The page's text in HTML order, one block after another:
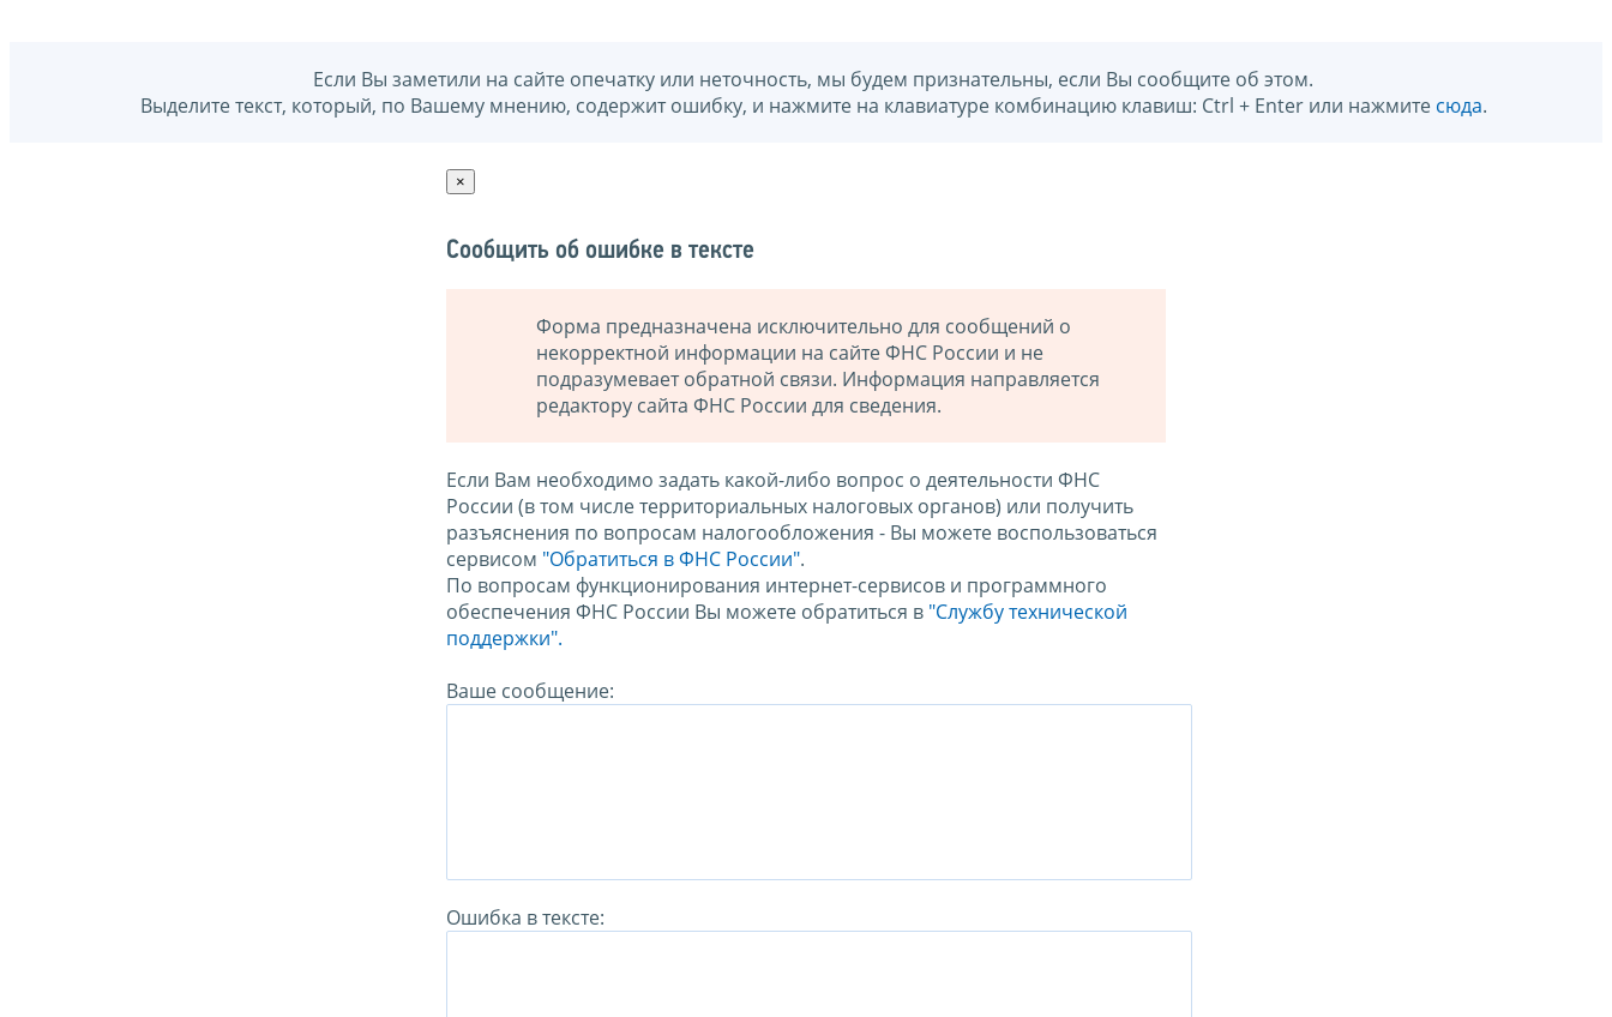
Если Вы заметили на сайте опечатку или неточность, мы будем признательны, если Вы сообщите об этом.
Выделите текст, который, по Вашему мнению, содержит ошибку, и нажмите на клавиатуре комбинацию клавиш: Ctrl + Enter или нажмите сюда.
×
Сообщить об ошибке в тексте
Форма предназначена исключительно для сообщений о
некорректной информации на сайте ФНС России и не
подразумевает обратной связи. Информация направляется
редактору сайта ФНС России для сведения.
Если Вам необходимо задать какой-либо вопрос о деятельности ФНС
России (в том числе территориальных налоговых органов) или получить
разъяснения по вопросам налогообложения - Вы можете воспользоваться
сервисом "Обратиться в ФНС России".
По вопросам функционирования интернет-сервисов и программного
обеспечения ФНС России Вы можете обратиться в "Службу технической
поддержки".
Ваше сообщение:
Ошибка в тексте: